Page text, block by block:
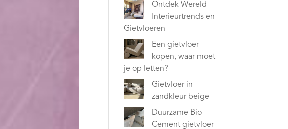
Ontdek Wereld
Interieurtrends en
Gietvloeren
Een gietvloer
kopen, waar moet
je op letten?
Gietvloer in
zandkleur beige
Duurzame Bio
Cement gietvloer